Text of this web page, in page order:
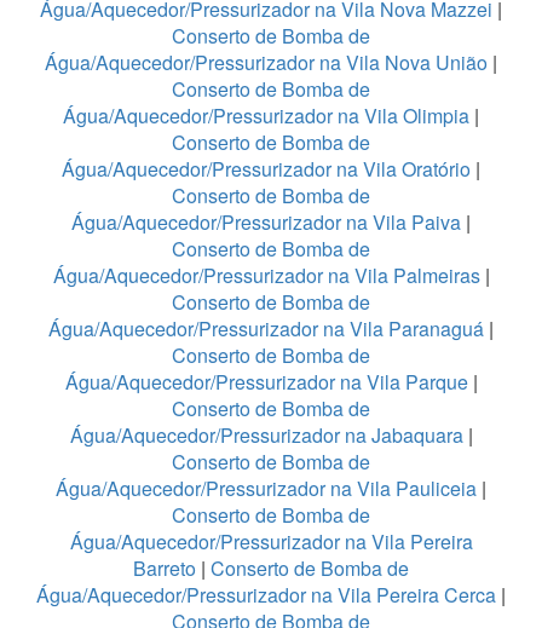
Água/Aquecedor/Pressurizador na Vila Nova Mazzei |
Conserto de Bomba de
Água/Aquecedor/Pressurizador na Vila Nova União |
Conserto de Bomba de
Água/Aquecedor/Pressurizador na Vila Olimpia |
Conserto de Bomba de
Água/Aquecedor/Pressurizador na Vila Oratório |
Conserto de Bomba de
Água/Aquecedor/Pressurizador na Vila Paiva |
Conserto de Bomba de
Água/Aquecedor/Pressurizador na Vila Palmeiras|
Conserto de Bomba de
Água/Aquecedor/Pressurizador na Vila Paranaguá |
Conserto de Bomba de
Água/Aquecedor/Pressurizador na Vila Parque|
Conserto de Bomba de
Água/Aquecedor/Pressurizador na Jabaquara|
Conserto de Bomba de
Água/Aquecedor/Pressurizador na Vila Pauliceia |
Conserto de Bomba de
Água/Aquecedor/Pressurizador na Vila Pereira
Barreto | Conserto de Bomba de
Água/Aquecedor/Pressurizador na Vila Pereira Cerca |
Conserto de Bomba de